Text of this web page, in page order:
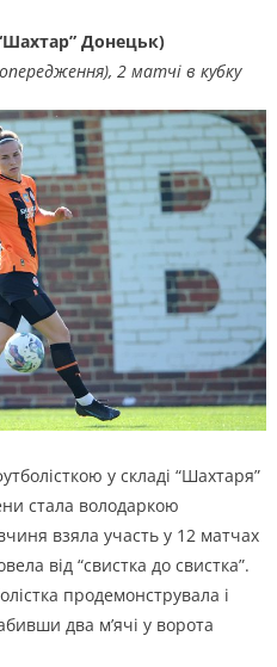
Донецьк)
2 матчі в кубку
у складі “Шахтаря”
стала володаркою
взяла участь у 12 матчах
від “свистка до свистка”.
продемонструвала і
два м’ячі у ворота